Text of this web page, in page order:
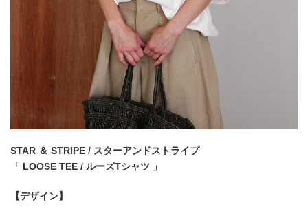
STAR ＆ STRIPE / スターアンドストライプ
「 LOOSE TEE / ルーズTシャツ 」
【デザイン】